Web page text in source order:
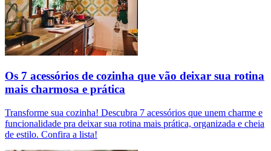
Os 7 acessórios de cozinha que vão deixar sua rotina
mais charmosa e prática
Transforme sua cozinha! Descubra 7 acessórios que unem charme e
funcionalidade pra deixar sua rotina mais prática, organizada e cheia
de estilo. Confira a lista!